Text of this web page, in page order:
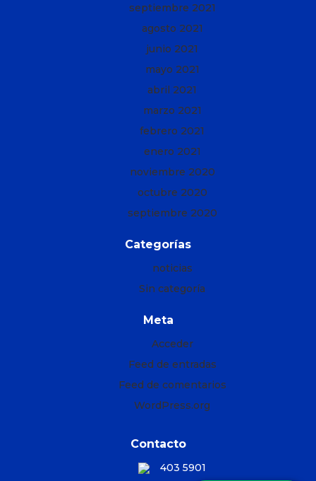
septiembre 2021
agosto 2021
junio 2021
mayo 2021
abril 2021
marzo 2021
febrero 2021
enero 2021
noviembre 2020
octubre 2020
septiembre 2020
Categorías
noticias
Sin categoría
Meta
Acceder
Feed de entradas
Feed de comentarios
WordPress.org
Contacto
403 5901